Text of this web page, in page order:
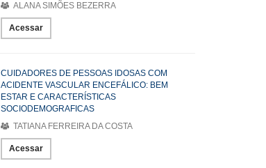
ALANA SIMÕES BEZERRA
Acessar
CUIDADORES DE PESSOAS IDOSAS COM
ACIDENTE VASCULAR ENCEFÁLICO: BEM
ESTAR E CARACTERÍSTICAS
SOCIODEMOGRAFICAS
TATIANA FERREIRA DA COSTA
Acessar